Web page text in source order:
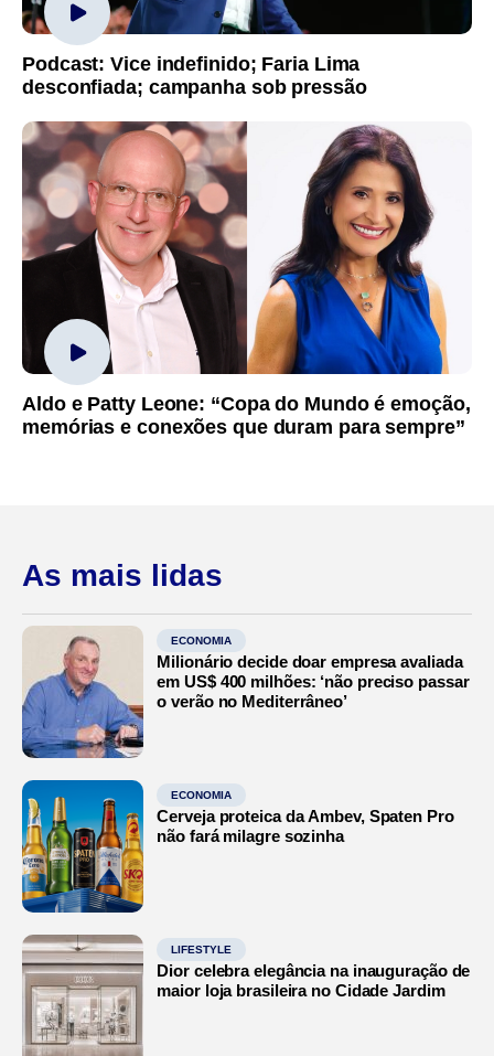
Podcast: Vice indefinido; Faria Lima
desconfiada; campanha sob pressão
Aldo e Patty Leone: “Copa do Mundo é emoção,
memórias e conexões que duram para sempre”
As mais lidas
ECONOMIA
Milionário decide doar empresa avaliada
em US$ 400 milhões: ‘não preciso passar
o verão no Mediterrâneo’
ECONOMIA
Cerveja proteica da Ambev, Spaten Pro
não fará milagre sozinha
LIFESTYLE
Dior celebra elegância na inauguração de
maior loja brasileira no Cidade Jardim